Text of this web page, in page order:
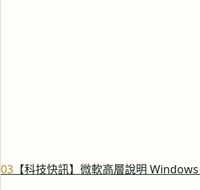
03 【科技快訊】微軟高層說明